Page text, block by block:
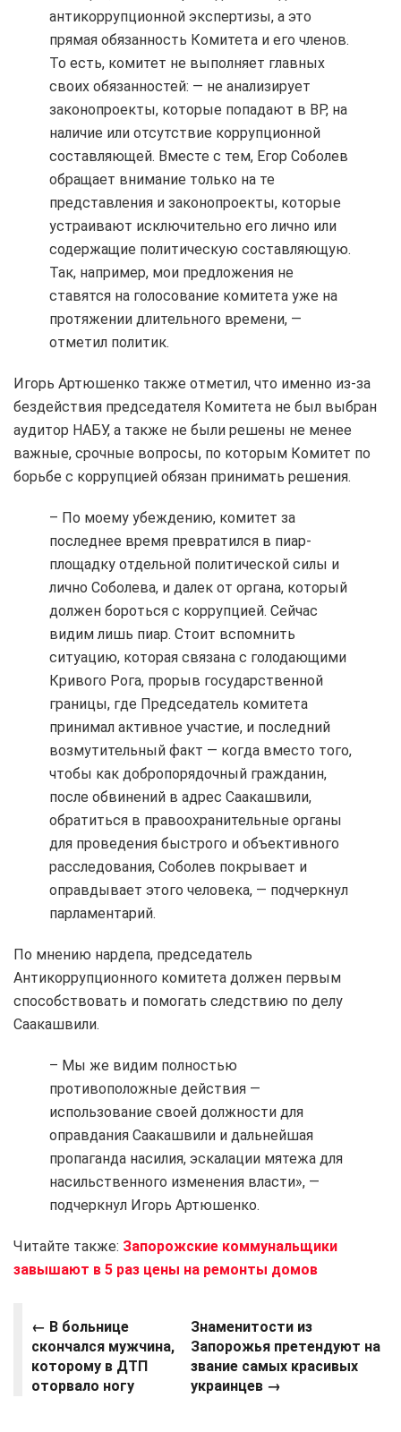
антикоррупционной экспертизы, а это
прямая обязанность Комитета и его членов.
То есть, комитет не выполняет главных
своих обязанностей: — не анализирует
законопроекты, которые попадают в ВР, на
наличие или отсутствие коррупционной
составляющей. Вместе с тем, Егор Соболев
обращает внимание только на те
представления и законопроекты, которые
устраивают исключительно его лично или
содержащие политическую составляющую.
Так, например, мои предложения не
ставятся на голосование комитета уже на
протяжении длительного времени, —
отметил политик.
Игорь Артюшенко также отметил, что именно из-за
бездействия председателя Комитета не был выбран
аудитор НАБУ, а также не были решены не менее
важные, срочные вопросы, по которым Комитет по
борьбе с коррупцией обязан принимать решения.
– По моему убеждению, комитет за
последнее время превратился в пиар-
площадку отдельной политической силы и
лично Соболева, и далек от органа, который
должен бороться с коррупцией. Сейчас
видим лишь пиар. Стоит вспомнить
ситуацию, которая связана с голодающими
Кривого Рога, прорыв государственной
границы, где Председатель комитета
принимал активное участие, и последний
возмутительный факт — когда вместо того,
чтобы как добропорядочный гражданин,
после обвинений в адрес Саакашвили,
обратиться в правоохранительные органы
для проведения быстрого и объективного
расследования, Соболев покрывает и
оправдывает этого человека, — подчеркнул
парламентарий.
По мнению нардепа, председатель
Антикоррупционного комитета должен первым
способствовать и помогать следствию по делу
Саакашвили.
– Мы же видим полностью
противоположные действия —
использование своей должности для
оправдания Саакашвили и дальнейшая
пропаганда насилия, эскалации мятежа для
насильственного изменения власти», —
подчеркнул Игорь Артюшенко.
Читайте также: Запорожские коммунальщики
завышают в 5 раз цены на ремонты домов
← В больнице
скончался мужчина,
которому в ДТП
оторвало ногу
Знаменитости из
Запорожья претендуют на
звание самых красивых
украинцев →